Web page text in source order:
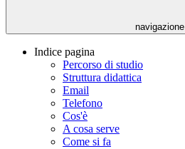
navigazione
Indice pagina
Percorso di studio
Struttura didattica
Email
Telefono
Cos'è
A cosa serve
Come si fa